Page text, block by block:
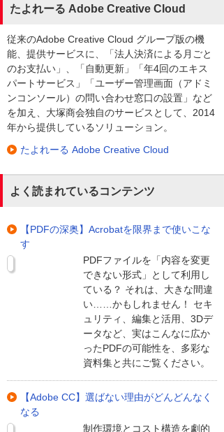
たよれーる Adobe Creative Cloud
従来のAdobe Creative Cloud グループ版の機
能、提供サービスに、「法人決済による月ごと
のお支払い」、「自動更新」「年4回のエキス
パートサービス」「ユーザー管理画面（アドミ
ンコンソール）の問い合わせ窓口の設置」など
を加え、大塚商会独自のサービスとして、2014
年から提供しているソリューション。
たよれーる Adobe Creative Cloud
よく読まれているコンテンツ
【PDFの深奥】Acrobatを限界まで使いこな
す
PDFファイルを「内容を変更
できない形式」として利用し
ている？ それは、大きな間違
い……かもしれません！ セキ
ュリティ、編集と活用、3Dデ
ータなど、実はこんなに広か
ったPDFの可能性を、多彩な
資料集と共にご覧ください。
【Adobe CC】選ばない理由がどんどんなく
なる
制作環境とコスト構造を劇的